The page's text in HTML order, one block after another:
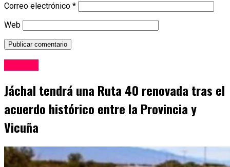
Correo electrónico *
Web
Jáchal tendrá una Ruta 40 renovada tras el
acuerdo histórico entre la Provincia y
Vicuña